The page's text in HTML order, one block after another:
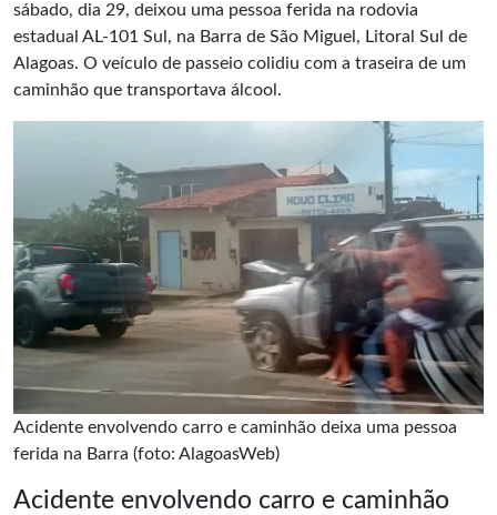
sábado, dia 29, deixou uma pessoa ferida na rodovia
estadual AL-101 Sul, na Barra de São Miguel, Litoral Sul de
Alagoas. O veículo de passeio colidiu com a traseira de um
caminhão que transportava álcool.
Acidente envolvendo carro e caminhão deixa uma pessoa
ferida na Barra (foto: AlagoasWeb)
Acidente envolvendo carro e caminhão